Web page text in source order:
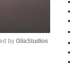
by GliaStudios